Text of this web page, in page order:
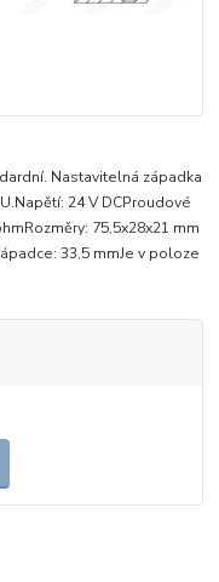
Nastavitelná západka
24 V DCProudové
75,5x28x21 mm
33,5 mmJe v poloze